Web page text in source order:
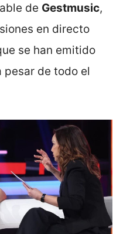
de Gestmusic,
en directo
se han emitido
pesar de todo el